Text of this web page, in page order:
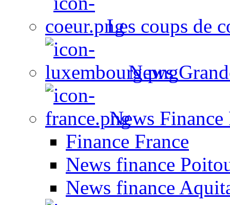
Les coups de
News
News Finance
Finance France
News finance
News finance